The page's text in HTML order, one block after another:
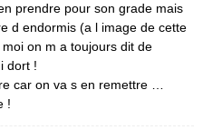
prendre pour son grade mais
d endormis (a l image de cette
on m a toujours dit de
dort !
car on va s en remettre …
!